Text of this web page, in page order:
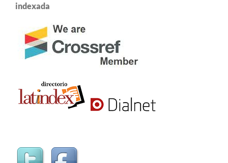
indexada